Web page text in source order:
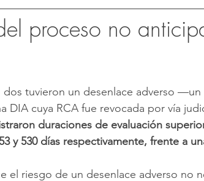
proceso no
dos tuvieron un desenlace adverso —un
DIA cuya RCA fue revocada por vía
duraciones de evaluación
y 530 días respectivamente, frente a
el riesgo de un desenlace adverso no